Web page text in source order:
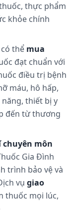
thực phẩm
khỏe chính
thể mua
đạt chuẩn với
điều trị bệnh
máu, hô hấp,
thiết bị y
đến từ thương
chuyên môn
Gia Đình
trình bảo vệ và
vụ giao
thuốc mọi lúc,